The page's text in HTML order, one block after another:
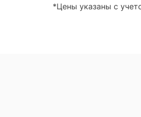
*Цены указаны с